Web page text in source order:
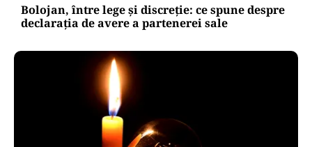
Bolojan, între lege și discreție: ce spune despre
declarația de avere a partenerei sale